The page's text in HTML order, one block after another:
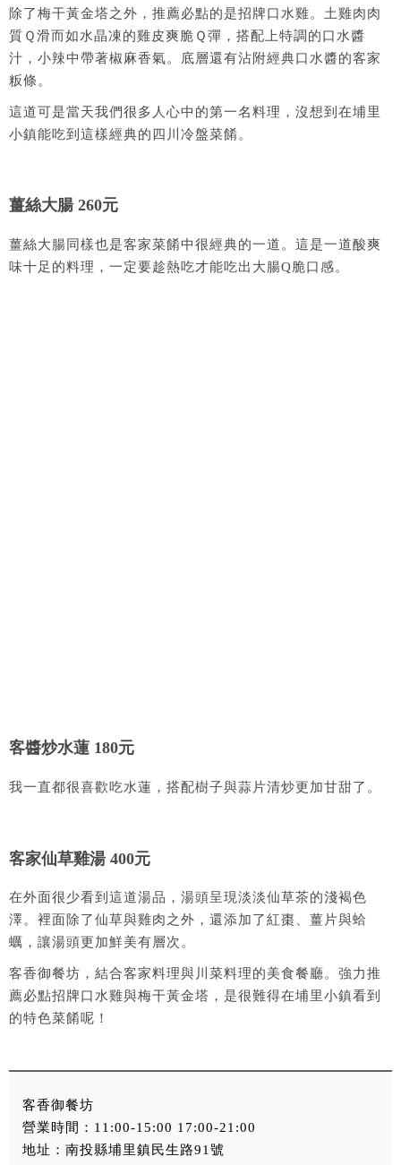
除了梅干黃金塔之外，推薦必點的是招牌口水雞。土雞肉肉
質Ｑ滑而如水晶凍的雞皮爽脆Ｑ彈，搭配上特調的口水醬
汁，小辣中帶著椒麻香氣。底層還有沾附經典口水醬的客家
粄條。
這道可是當天我們很多人心中的第一名料理，沒想到在埔里
小鎮能吃到這樣經典的四川冷盤菜餚。
薑絲大腸 260元
薑絲大腸同樣也是客家菜餚中很經典的一道。這是一道酸爽
味十足的料理，一定要趁熱吃才能吃出大腸Q脆口感。
客醬炒水蓮 180元
我一直都很喜歡吃水蓮，搭配樹子與蒜片清炒更加甘甜了。
客家仙草雞湯 400元
在外面很少看到這道湯品，湯頭呈現淡淡仙草茶的淺褐色
澤。裡面除了仙草與雞肉之外，還添加了紅棗、薑片與蛤
蠣，讓湯頭更加鮮美有層次。
客香御餐坊，結合客家料理與川菜料理的美食餐廳。強力推
薦必點招牌口水雞與梅干黃金塔，是很難得在埔里小鎮看到
的特色菜餚呢！
客香御餐坊
營業時間：11:00-15:00 17:00-21:00
地址：南投縣埔里鎮民生路91號